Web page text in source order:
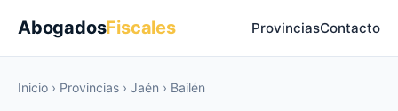
AbogadosFiscales ProvinciasContacto
Inicio › Provincias › Jaén › Bailén